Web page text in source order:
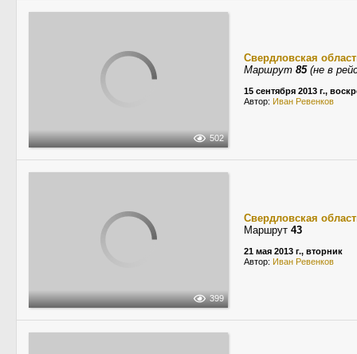
502
Свердловская
Маршрут 85(не в
15 сентября 2013 г.,
Автор: Иван Ревенков
399
Свердловская
Маршрут 43
21 мая 2013 г., вторник
Автор: Иван Ревенков